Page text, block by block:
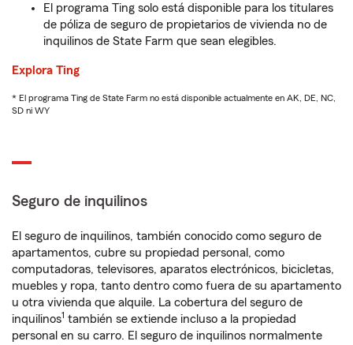
El programa Ting solo está disponible para los titulares
de póliza de seguro de propietarios de vivienda no de
inquilinos de State Farm que sean elegibles.
Explora Ting
* El programa Ting de State Farm no está disponible actualmente en AK, DE, NC,
SD ni WY
Seguro de inquilinos
El seguro de inquilinos, también conocido como seguro de
apartamentos, cubre su propiedad personal, como
computadoras, televisores, aparatos electrónicos, bicicletas,
muebles y ropa, tanto dentro como fuera de su apartamento
u otra vivienda que alquile. La cobertura del seguro de
inquilinos1 también se extiende incluso a la propiedad
personal en su carro. El seguro de inquilinos normalmente